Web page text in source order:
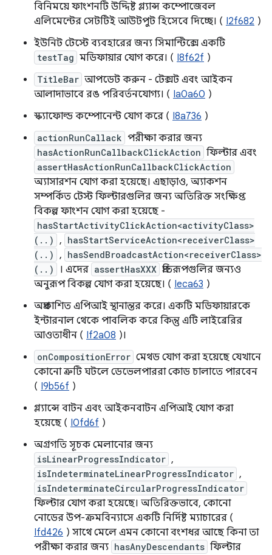
বিনিময়ে ফাংশনটি উদ্দিষ্ট গ্ল্যান্স কম্পোজেবল
এলিমেন্টের সেটটিই আউটপুট হিসেবে দিচ্ছে। ( I2f682 )
ইউনিট টেস্টে ব্যবহারের জন্য সিমান্টিক্সে একটি
testTag মডিফায়ার যোগ করে। ( I8f62f )
TitleBar আপডেট করুন - টেক্সট এবং আইকন
আলাদাভাবে রঙ পরিবর্তনযোগ্য। ( Ia0a60 )
স্ক্যাফোল্ড কম্পোনেন্ট যোগ করে ( I8a736 )
actionRunCallack পরীক্ষা করার জন্য
hasActionRunCallbackClickAction ফিল্টার এবং
assertHasActionRunCallbackClickAction
অ্যাসারশন যোগ করা হয়েছে। এছাড়াও, অ্যাকশন
সম্পর্কিত টেস্ট ফিল্টারগুলির জন্য অতিরিক্ত সংক্ষিপ্ত
বিকল্প ফাংশন যোগ করা হয়েছে -
hasStartActivityClickAction<activityClass>
(..) , hasStartServiceAction<receiverClass>
(..) , hasSendBroadcastAction<receiverClass>
(..)
। এদের assertHasXXX প্রতিরূপগুলির জন্যও
অনুরূপ বিকল্প যোগ করা হয়েছে। ( Ieca63 )
অপ্রকাশিত এপিআই স্থানান্তর করে। একটি মডিফায়ারকে
ইন্টারনাল থেকে পাবলিক করে কিন্তু এটি লাইব্রেরির
আওতাধীন ( If2a08 )।
onCompositionError মেথড যোগ করা হয়েছে যেখানে
কোনো ত্রুটি ঘটলে ডেভেলপাররা কোড চালাতে পারবেন
( I9b56f )
গ্ল্যান্সে বাটন এবং আইকনবাটন এপিআই যোগ করা
হয়েছে ( I0fd6f )
অগ্রগতি সূচক মেলানোর জন্য
isLinearProgressIndicator ,
isIndeterminateLinearProgressIndicator ,
isIndeterminateCircularProgressIndicator
ফিল্টার যোগ করা হয়েছে। অতিরিক্তভাবে, কোনো
নোডের উপ-ক্রমবিন্যাসে একটি নির্দিষ্ট ম্যাচারের (
Ifd426 ) সাথে মেলে এমন কোনো বংশধর আছে কিনা তা
পরীক্ষা করার জন্য hasAnyDescendants ফিল্টার